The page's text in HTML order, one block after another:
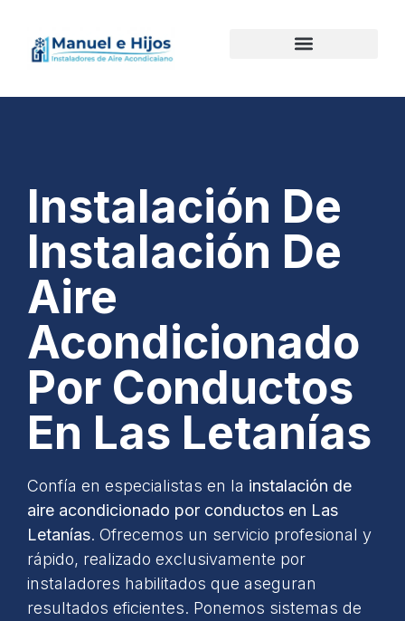
Instalación De
Instalación De
Aire
Acondicionado
Por Conductos
En Las Letanías
Confía en especialistas en la instalación de
aire acondicionado por conductos en Las
Letanías. Ofrecemos un servicio profesional y
rápido, realizado exclusivamente por
instaladores habilitados que aseguran
resultados eficientes. Ponemos sistemas de